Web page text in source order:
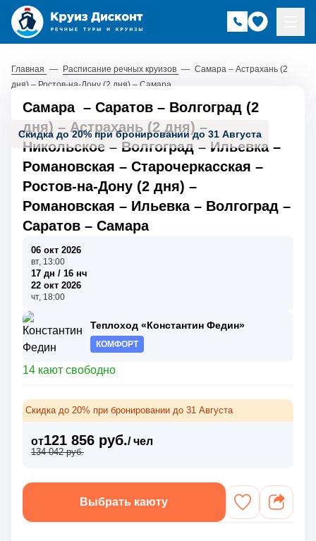
Главная — Расписание речных круизов — Самара – Астрахань (2
дня) – Ростов-на-Дону (2 дня) – Самара
Скидка до 20% при бронировании до 31 Августа
Самара – Саратов – Волгоград (2
дня) – Астрахань (2 дня) –
Никольское – Волгоград – Ильевка–
Романовская – Старочеркасская –
Ростов-на-Дону (2 дня) –
Романовская – Ильевка– Волгоград –
Саратов – Самара
06 окт 2026
вт, 13:00
17 дн / 16 нч
22 окт 2026
чт, 18:00
Теплоход «Константин Федин»
КОМФОРТ
14 кают свободно
Скидка до 20% при бронировании до 31 Августа
от121 856 руб./ чел
134 042 руб.
Выбрать каюту